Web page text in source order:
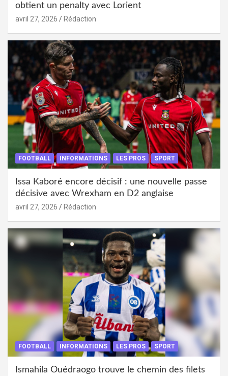
obtient un penalty avec Lorient
avril 27, 2026 Rédaction
FOOTBALL INFORMATIONS LES PROS SPORT
Issa Kaboré encore décisif : une nouvelle passe
décisive avec Wrexham en D2 anglaise
avril 27, 2026 Rédaction
FOOTBALL INFORMATIONS LES PROS SPORT
Ismahila Ouédraogo trouve le chemin des filets